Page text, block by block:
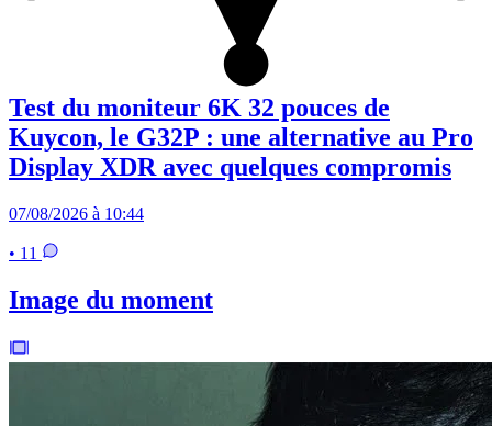
Test du moniteur 6K 32 pouces de
Kuycon, le G32P : une alternative au Pro
Display XDR avec quelques compromis
07/08/2026 à 10:44
• 11
Image du moment